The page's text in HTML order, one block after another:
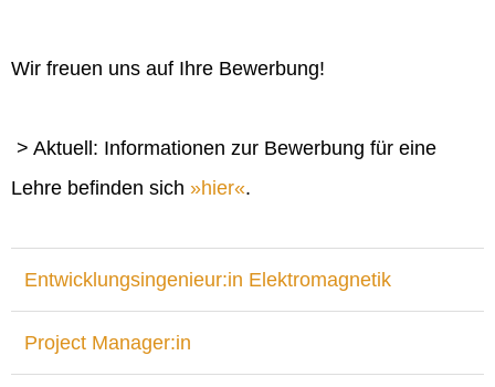
Wir freuen uns auf Ihre Bewerbung!
> Aktuell: Informationen zur Bewerbung für eine
Lehre befinden sich
hier .
Entwicklungsingenieur:in Elektromagnetik
Project Manager:in